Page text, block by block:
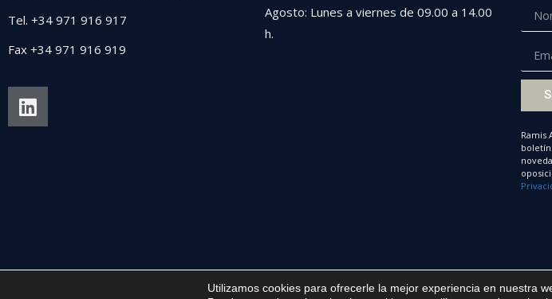
Tel. +34 971 916 917
Fax +34 971 916 919
Agosto: Lunes a viernes de 09.00 a 14.00
h.
Ramis
Política de privacidad y cookiesTrabaja con nosotros
Utilizamos cookies para ofrecerle la mejor experiencia en nuestra